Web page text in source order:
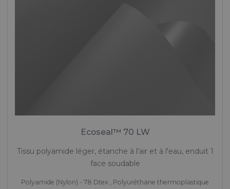
Ecoseal™ 70 LW
Tissu polyamide léger, étanche à l'air et à l'eau, enduit 1
face soudable
Polyamide (Nylon) - 78 Dtex , Polyuréthane thermoplastique